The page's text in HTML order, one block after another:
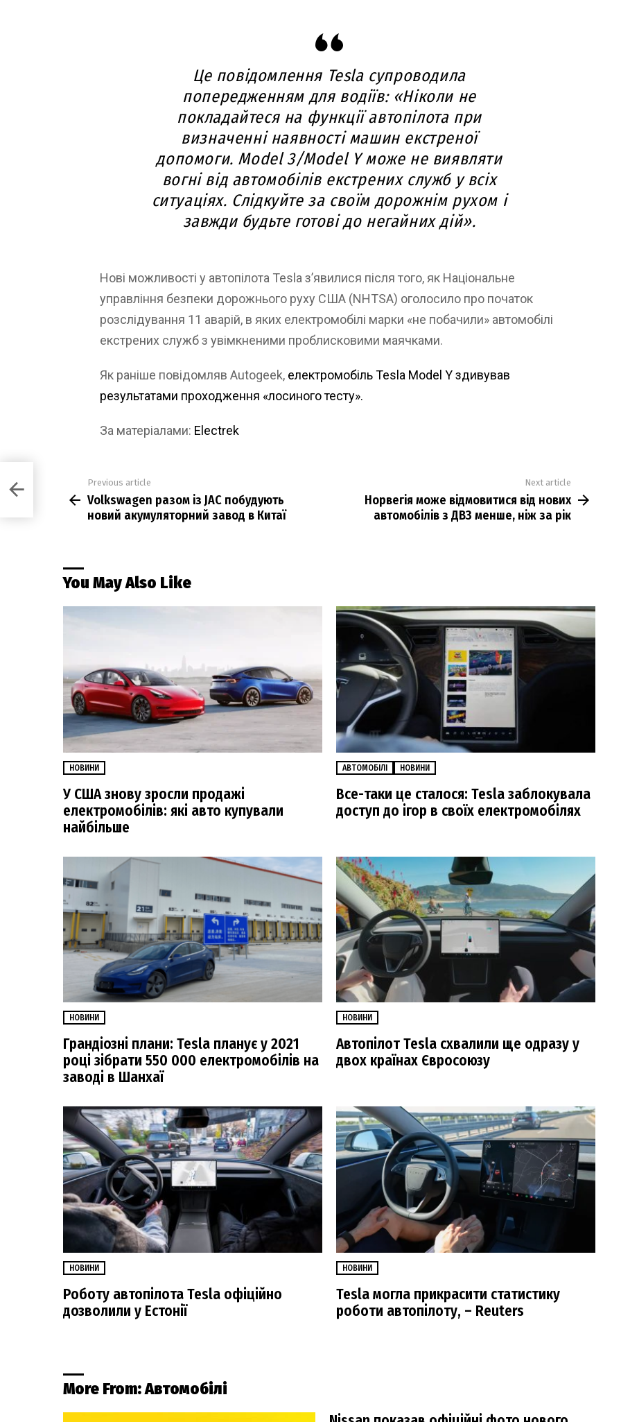
Це повідомлення Tesla супроводила
попередженням для водіїв: «Ніколи не
покладайтеся на функції автопілота при
визначенні наявності машин екстреної
допомоги. Model 3/Model Y може не виявляти
вогні від автомобілів екстрених служб у всіх
ситуаціях. Слідкуйте за своїм дорожнім рухом і
завжди будьте готові до негайних дій».
Нові можливості у автопілота Tesla з’явилися після того, як Національне
управління безпеки дорожнього руху США (NHTSA) оголосило про початок
розслідування 11 аварій, в яких електромобілі марки «не побачили» автомобілі
екстрених служб з увімкненими проблисковими маячками.
Як раніше повідомляв Autogeek, електромобіль Tesla Model Y здивував
результатами проходження «лосиного тесту».
За матеріалами: Electrek
more
Previous article
Volkswagen разом із JAC побудують
новий акумуляторний завод в Китаї
Next article
Норвегія може відмовитися від нових
автомобілів з ДВЗ менше, ніж за рік
You May Also Like
НОВИНИ
У США знову зросли продажі
електромобілів: які авто купували
найбільше
АВТОМОБІЛІ НОВИНИ
Все-таки це сталося: Tesla заблокувала
доступ до ігор в своїх електромобілях
НОВИНИ
Грандіозні плани: Tesla планує у 2021
році зібрати 550 000 електромобілів на
заводі в Шанхаї
НОВИНИ
Автопілот Tesla схвалили ще одразу у
двох країнах Євросоюзу
НОВИНИ
Роботу автопілота Tesla офіційно
дозволили у Естонії
НОВИНИ
Tesla могла прикрасити статистику
роботи автопілоту, – Reuters
More From:Автомобілі